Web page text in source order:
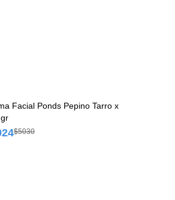
Facial Ponds Pepino Tarro x
$5030